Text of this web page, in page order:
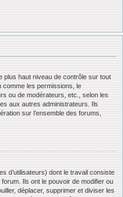
plus haut niveau de contrôle sur tout
comme les permissions, le
ou de modérateurs, etc., selon les
aux autres administrateurs. Ils
sur l’ensemble des forums,
d’utilisateurs) dont le travail consiste
Ils ont le pouvoir de modifier ou
déplacer, supprimer et diviser les